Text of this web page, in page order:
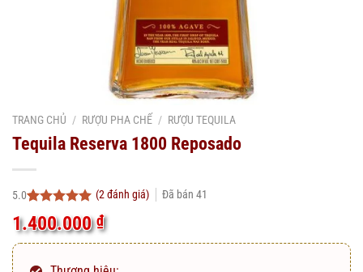
TRANG CHỦ / RƯỢU PHA CHẾ / RƯỢU TEQUILA
Tequila Reserva 1800 Reposado
5.0
5.0trên 5
dựa trên
2
đánh giá
(2đánh giá) Đã bán 41
1.400.000₫